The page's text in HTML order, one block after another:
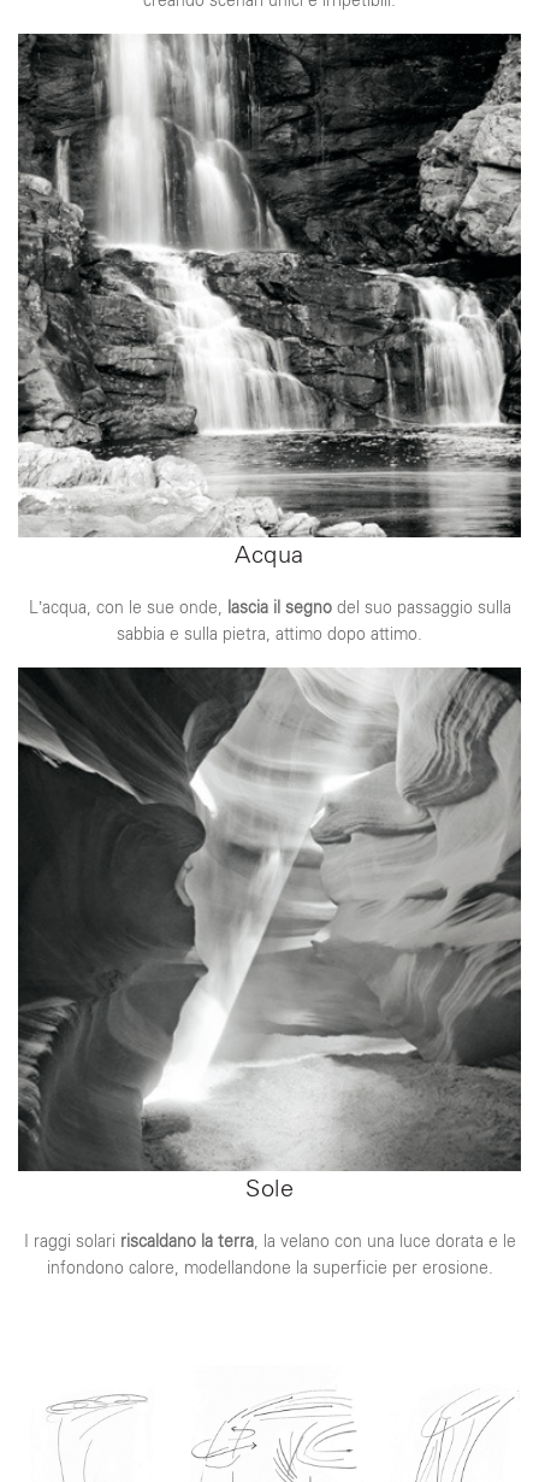
Acqua
L’acqua, con le sue onde, lascia il segno del suo passaggio sulla
sabbia e sulla pietra, attimo dopo attimo.
Sole
I raggi solari riscaldano la terra, la velano con una luce dorata e le
infondono calore, modellandone la superficie per erosione.